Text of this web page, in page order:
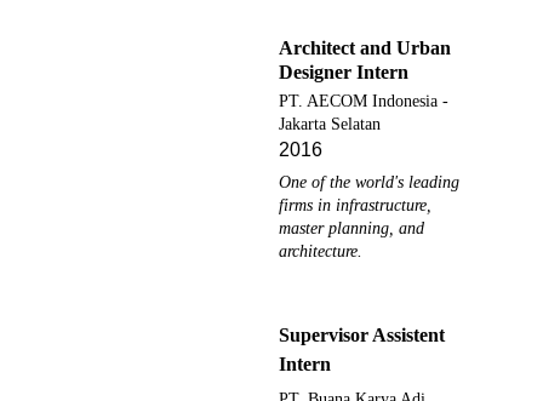
Architect and Urban
Designer Intern
PT. AECOM Indonesia -
Jakarta Selatan
2016
One of the world's leading
firms in infrastructure,
master planning, and
architecture.
Supervisor Assistent
Intern